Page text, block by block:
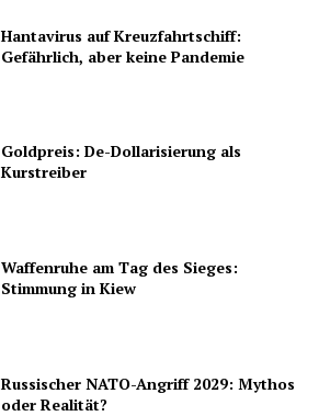
Hantavirus auf Kreuzfahrtschiff:
Gefährlich, aber keine Pandemie
Goldpreis: De-Dollarisierung als
Kurstreiber
Waffenruhe am Tag des Sieges:
Stimmung in Kiew
Russischer NATO-Angriff 2029: Mythos
oder Realität?